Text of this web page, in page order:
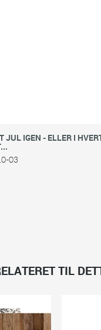
JUL IGEN - ELLER I
03
TIL